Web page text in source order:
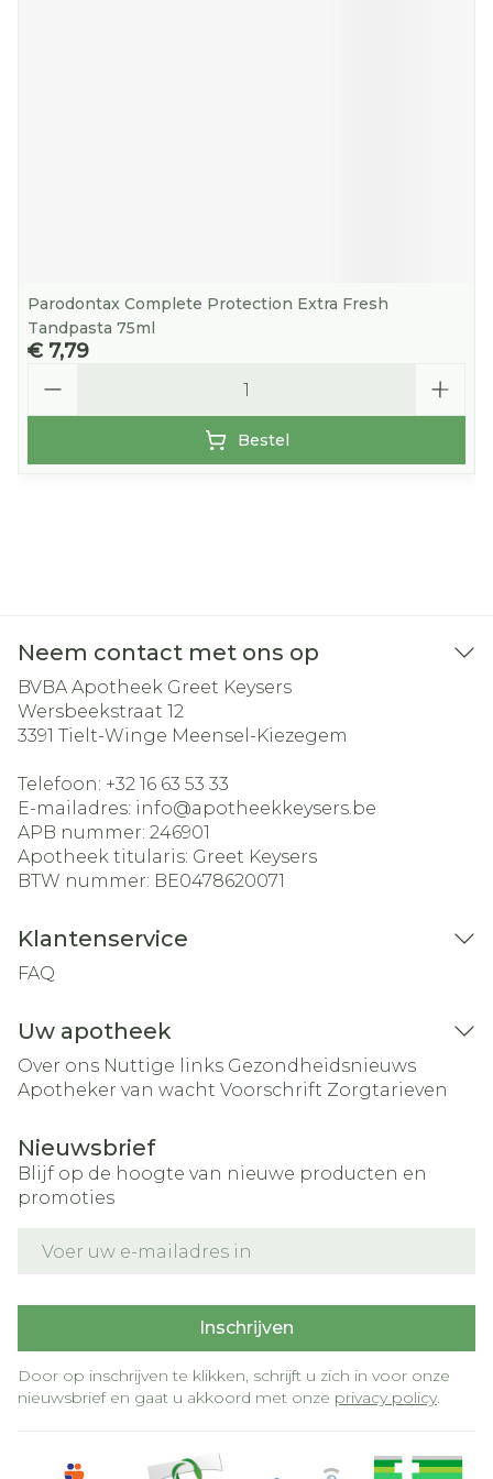
Parodontax Complete Protection Extra Fresh
Tandpasta 75ml
€ 7,79
Bestel
Neem contact met ons op
BVBA Apotheek Greet Keysers
Wersbeekstraat 12
3391 Tielt-Winge Meensel-Kiezegem
Telefoon: +32 16 63 53 33
E-mailadres: info@apotheekkeysers.be
APB nummer: 246901
Apotheek titularis: Greet Keysers
BTW nummer: BE0478620071
Klantenservice
FAQ
Uw apotheek
Over ons Nuttige links Gezondheidsnieuws
Apotheker van wacht Voorschrift Zorgtarieven
Nieuwsbrief
Blijf op de hoogte van nieuwe producten en
promoties
Inschrijven
Door op inschrijven te klikken, schrijft u zich in voor onze
nieuwsbrief en gaat u akkoord met onze privacy policy.